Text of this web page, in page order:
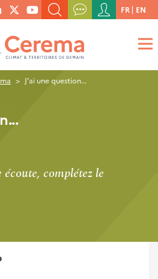
PUBLICATION, ETC.
Menu
du
compte
de
l'utilisateur
FR EN
J'ai une question...
complétez le